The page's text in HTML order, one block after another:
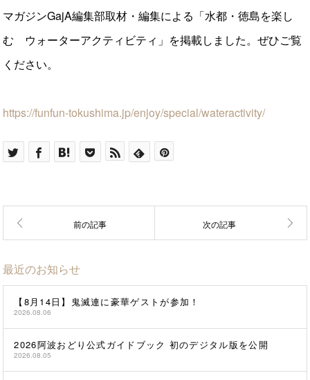
マガジンGajA編集部取材・編集による「水都・徳島を楽し
む ウォーターアクティビティ」を掲載しました。ぜひご覧
ください。
https://funfun-tokushima.jp/enjoy/special/wateractivity/
最近のお知らせ
【8月14日】鬼滅連に豪華ゲストが参加！
2026.08.06
2026阿波おどり公式ガイドブック 初のデジタル版を公開
2026.08.05